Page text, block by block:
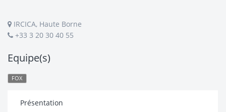
IRCICA, Haute Borne
+33 3 20 30 40 55
Equipe(s)
FOX
Présentation